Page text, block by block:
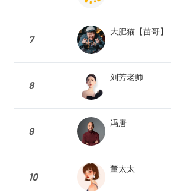
7
大肥猫【苗哥】
8
刘芳老师
9
冯唐
10
董太太